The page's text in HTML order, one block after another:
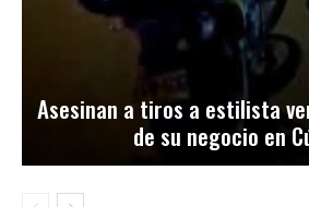
Asesinan a tiros a estilista
de su negocio en